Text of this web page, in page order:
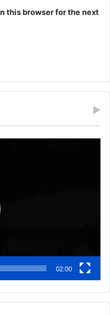
this browser for the next
02:00